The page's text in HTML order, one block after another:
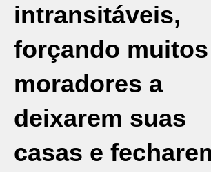
intransitáveis,
forçando muitos
moradores a
deixarem suas
casas e